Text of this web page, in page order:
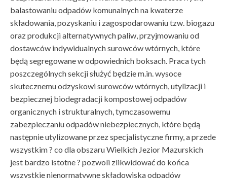
balastowaniu odpadów komunalnych na kwaterze
składowania, pozyskaniu i zagospodarowaniu tzw. biogazu
oraz produkcji alternatywnych paliw, przyjmowaniu od
dostawców indywidualnych surowców wtórnych, które
będą segregowane w odpowiednich boksach. Praca tych
poszczególnych sekcji służyć będzie m.in. wysoce
skutecznemu odzyskowi surowców wtórnych, utylizacji i
bezpiecznej biodegradacji kompostowej odpadów
organicznych i strukturalnych, tymczasowemu
zabezpieczaniu odpadów niebezpiecznych, które będą
następnie utylizowane przez specjalistyczne firmy, a przede
wszystkim ? co dla obszaru Wielkich Jezior Mazurskich
jest bardzo istotne ? pozwoli zlikwidować do końca
wszystkie nienormatywne składowiska odpadów